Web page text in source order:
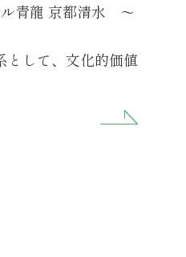
ル青龍 京都清水 ～
として、文化的価値